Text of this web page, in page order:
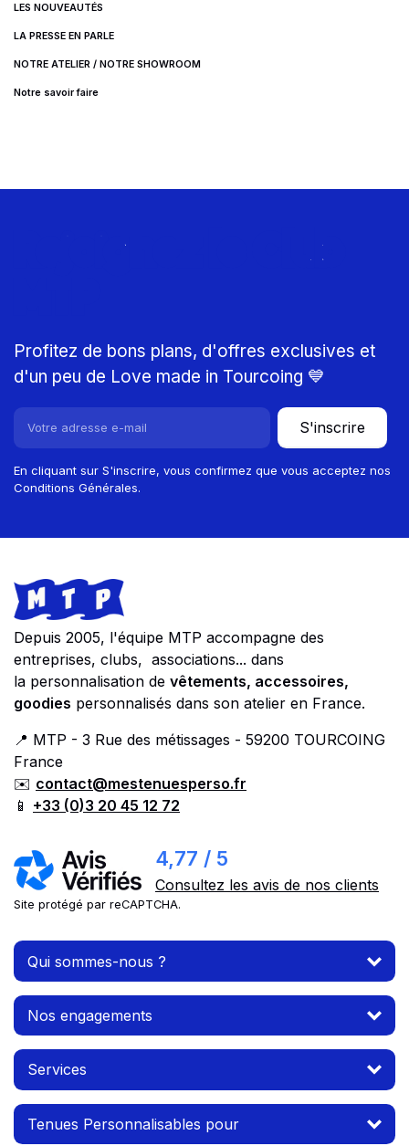
LES NOUVEAUTÉS
LA PRESSE EN PARLE
NOTRE ATELIER / NOTRE SHOWROOM
Notre savoir faire
Rejoignez le Club
Profitez de bons plans, d'offres exclusives et
d'un peu de Love made in Tourcoing 💙
S'inscrire
En cliquant sur S'inscrire, vous confirmez que vous acceptez nos
Conditions Générales.
Footer
Store information
Depuis 2005, l'équipe MTP accompagne des
entreprises, clubs, associations... dans
la personnalisation de vêtements, accessoires,
goodies personnalisés dans son atelier en France.
📍 MTP - 3 Rue des métissages - 59200 TOURCOING
France
✉️ contact@mestenuesperso.fr
📱 +33 (0)3 20 45 12 72
4,77 / 5
Consultez les avis de nos clients
Site protégé par reCAPTCHA.
Qui sommes-nous ?
Nos engagements
Services
Tenues Personnalisables pour